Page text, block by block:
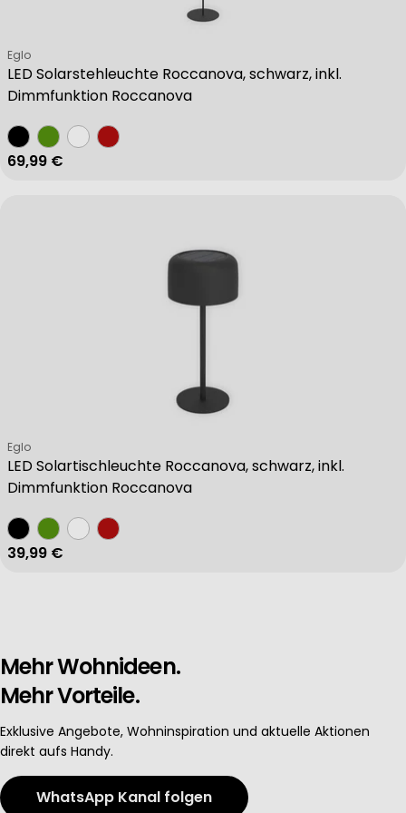
LED Solarstehleuchte Roccanova, schwarz, inkl.
Dimmfunktion Roccanova
Verkäufer:
Eglo
Regulärer Preis
69,99 €
LED Solartischleuchte Roccanova, schwarz, inkl.
Dimmfunktion Roccanova
Verkäufer:
Eglo
Regulärer Preis
39,99 €
Mehr Wohnideen.
Mehr Vorteile.
Exklusive Angebote, Wohninspiration und aktuelle Aktionen
direkt aufs Handy.
WhatsApp Kanal folgen